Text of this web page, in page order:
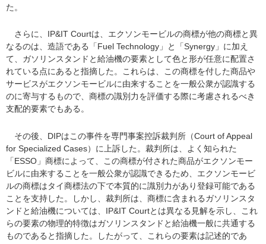
た。
さらに、IP&IT Courtは、エクソンモービルの商標が他の商標と異
なるのは、造語である「Fuel Technology」と「Synergy」に加え
て、ガソリンスタンドと給油機の要素として色と形が任意に配置さ
れている点にあると指摘した。これらは、この商標を付した商品や
サービスがエクソンモービルに由来することを一般公衆が認識する
のに寄与するもので、商標の識別力を評価する際に考慮されるべき
支配的要素でもある。
その後、DIPはこの事件を専門事案控訴裁判所（Court of Appeal
for Specialized Cases）に上訴した。裁判所は、よく知られた
「ESSO」商標によって、この商標が付された商品がエクソンモー
ビルに由来することを一般公衆が認識できるため、エクソンモービ
ルの商標はタイ商標法の下で本質的に識別力があり登録可能である
ことを支持した。しかし、裁判所は、商標に含まれるガソリンスタ
ンドと給油機については、IP&IT Courtとは異なる見解を示し、これ
らの要素の物理的特徴はガソリンスタンドと給油機一般に共通する
ものであると指摘した。したがって、これらの要素は記述的であ